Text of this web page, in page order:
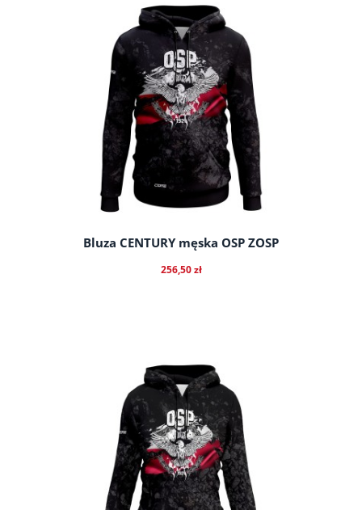
do koszyka
Bluza CENTURY męska OSP ZOSP
256,50 zł
do koszyka